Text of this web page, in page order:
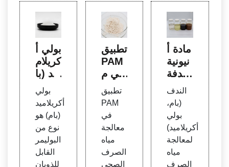
بولي أ
كريلام
يد (با
م) من
إنتاج ي
اوتشن
غ يونغ
شينغ
البيئي
بولي
أكريلاميد
(بام) هو
نوع من
البوليمر
القابل
للذوبان
تطبيق
PAM
في م
عالجة
مياه ال
صرف
الصح
ي الم
نزلية
في ال
تطبيق
PAM
في
معالجة
مياه
الصرف
الصحي
مادة أ
نيونية
مندفة
بام بو
لي أك
ريلامي
د للتعا
في |
شراء
الندف
(بام،
بولي
أكريلاميد)
لمعالجة
مياه
الصرف